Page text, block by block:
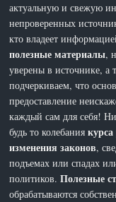
актуальную и свежую
непроверенных
кто владеет
полезные материалы,
уверены в источнике, а
подчеркиваем, что
предоставление
каждый сам для себя!
будь то колебания
изменения законов,
подъемах или спадах
политиков.Полезные
обрабатываются